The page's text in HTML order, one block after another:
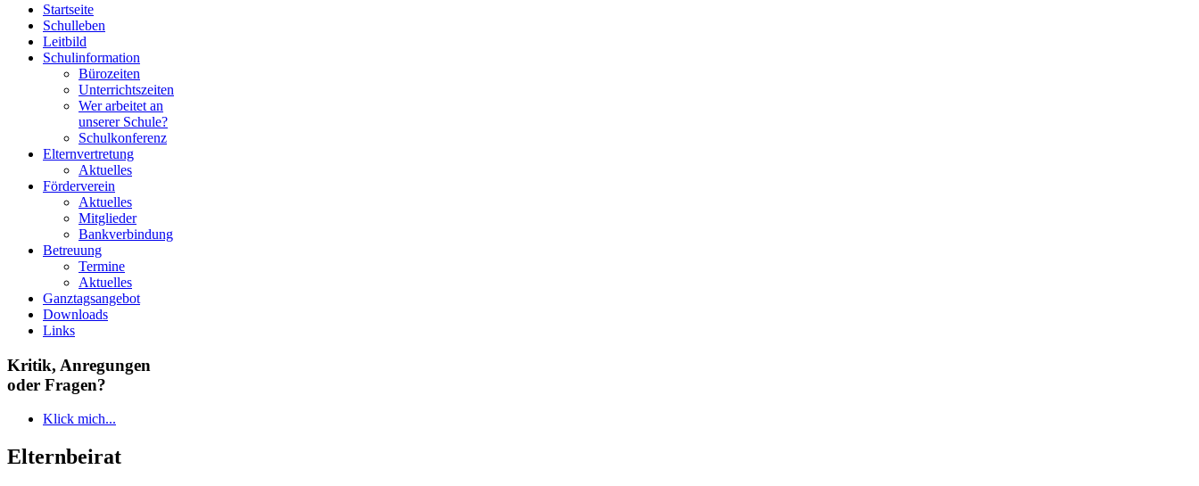
Startseite
Schulleben
Leitbild
Schulinformation
Bürozeiten
Unterrichtszeiten
Wer arbeitet an
unserer Schule?
Schulkonferenz
Elternvertretung
Aktuelles
Förderverein
Aktuelles
Mitglieder
Bankverbindung
Betreuung
Termine
Aktuelles
Ganztagsangebot
Downloads
Links
Kritik, Anregungen
oder Fragen?
Klick mich...
Elternbeirat